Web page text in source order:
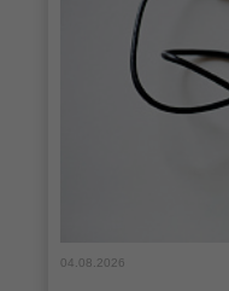
04.08.2026